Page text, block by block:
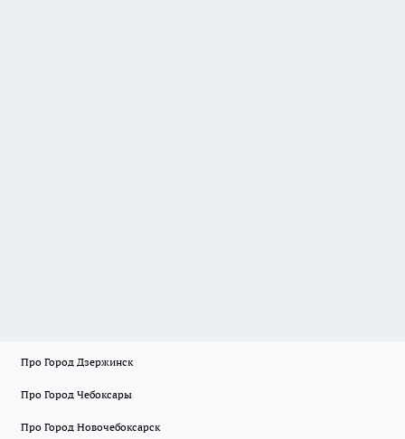
Про Город Дзержинск
Про Город Чебоксары
Про Город Новочебоксарск